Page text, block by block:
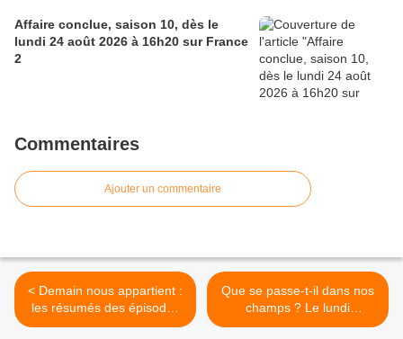
Affaire conclue, saison 10, dès le
lundi 24 août 2026 à 16h20 sur France
2
Commentaires
Ajouter un commentaire
< Demain nous appartient :
les résumés des épisodes
du 30/03 au 03/04/2026 à
Que se passe-t-il dans nos
champs ? Le lundi
30/03/2026 à 21h05 sur